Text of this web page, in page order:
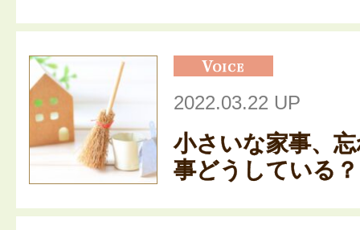
2022.03.22 UP
小さいな家事、
事どうしている